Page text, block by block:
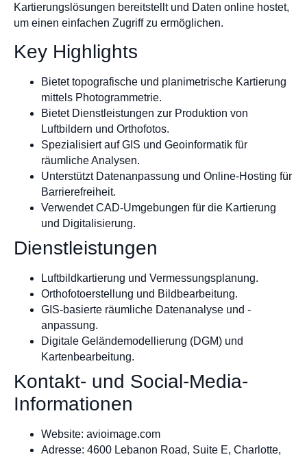
Kartierungslösungen bereitstellt und Daten online hostet,
um einen einfachen Zugriff zu ermöglichen.
Key Highlights
Bietet topografische und planimetrische Kartierung
mittels Photogrammetrie.
Bietet Dienstleistungen zur Produktion von
Luftbildern und Orthofotos.
Spezialisiert auf GIS und Geoinformatik für
räumliche Analysen.
Unterstützt Datenanpassung und Online-Hosting für
Barrierefreiheit.
Verwendet CAD-Umgebungen für die Kartierung
und Digitalisierung.
Dienstleistungen
Luftbildkartierung und Vermessungsplanung.
Orthofotoerstellung und Bildbearbeitung.
GIS-basierte räumliche Datenanalyse und -
anpassung.
Digitale Geländemodellierung (DGM) und
Kartenbearbeitung.
Kontakt- und Social-Media-
Informationen
Website: avioimage.com
Adresse: 4600 Lebanon Road, Suite E, Charlotte,